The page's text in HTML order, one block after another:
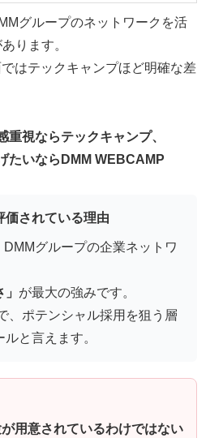
グループのネットワークを活
ります。
はテックキャンプほど明確な差
視ならテックキャンプ、
たいならDMM WEBCAMP
価されている理由
グループの企業ネットワ
が最大の強みです。
、ポテンシャル採用を狙う層
と言えます。
用意されているわけではない